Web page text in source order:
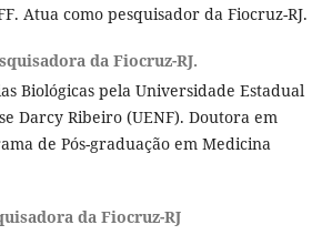
Atua como pesquisador da Fiocruz-RJ.
da Fiocruz-RJ.
Biológicas pela Universidade Estadual
Darcy Ribeiro (UENF). Doutora em
de Pós-graduação em Medicina
da Fiocruz-RJ